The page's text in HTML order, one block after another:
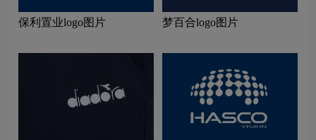
保利置业logo图片 梦百合logo图片